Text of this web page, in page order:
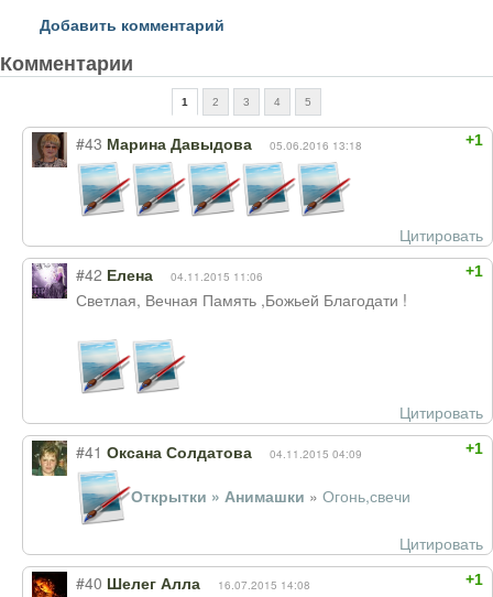
Добавить комментарий
Комментарии
1 2 3 4 5
+1
#43 Марина Давыдова 05.06.2016 13:18
Цитировать
+1
#42 Елена 04.11.2015 11:06
Светлая, Вечная Память ,Божьей Благодати !
Цитировать
+1
#41 Оксана Солдатова 04.11.2015 04:09
Открытки » Анимашки » Огонь,свечи
Цитировать
+1
#40 Шелег Алла 16.07.2015 14:08